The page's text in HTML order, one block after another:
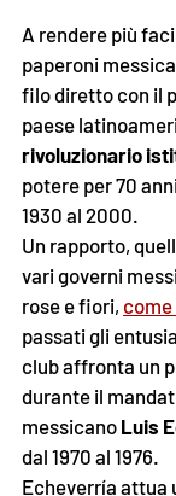
A rendere più
paperoni
filo diretto con il
paese
rivoluzionario
potere per 70
1930 al 2000.
Un rapporto,
vari governi
rose e fiori,
passati gli
club affronta un
durante il
messicano Luis
dal 1970 al 1976.
Echeverría attua